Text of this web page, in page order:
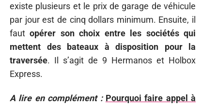
existe plusieurs et le prix de garage de véhicule
par jour est de cinq dollars minimum. Ensuite, il
faut opérer son choix entre les sociétés qui
mettent des bateaux à disposition pour la
traversée. Il s’agit de 9 Hermanos et Holbox
Express.
A lire en complément : Pourquoi faire appel à